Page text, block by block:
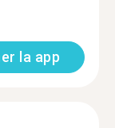
la app